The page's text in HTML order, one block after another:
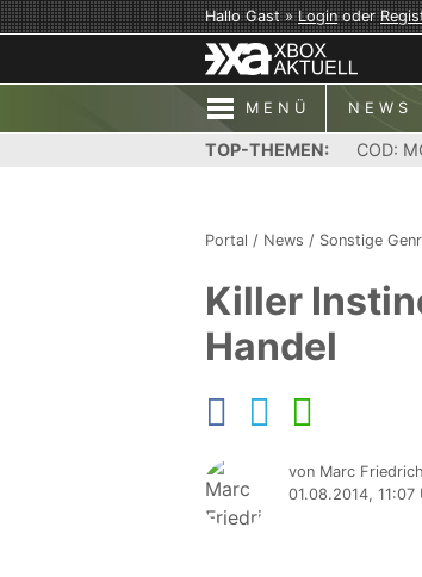
Hallo Gast »Loginoder
MENÜ NEWS
TOP-THEMEN: COD:
Portal / News / Sonstige
Killer
Handel
von Marc
01.08.2014, 11:07